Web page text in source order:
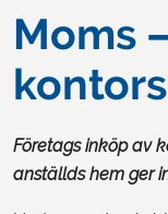
Moms
Företags inköp av
anställds hem ger